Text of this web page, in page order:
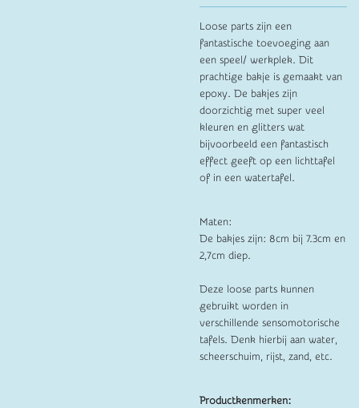
Loose parts zijn een
fantastische toevoeging aan
een speel/ werkplek. Dit
prachtige bakje is gemaakt van
epoxy. De bakjes zijn
doorzichtig met super veel
kleuren en glitters wat
bijvoorbeeld een fantastisch
effect geeft op een lichttafel
of in een watertafel.
Maten:
De bakjes zijn: 8cm bij 7.3cm en
2,7cm diep.
Deze loose parts kunnen
gebruikt worden in
verschillende sensomotorische
tafels. Denk hierbij aan water,
scheerschuim, rijst, zand, etc.
Productkenmerken: